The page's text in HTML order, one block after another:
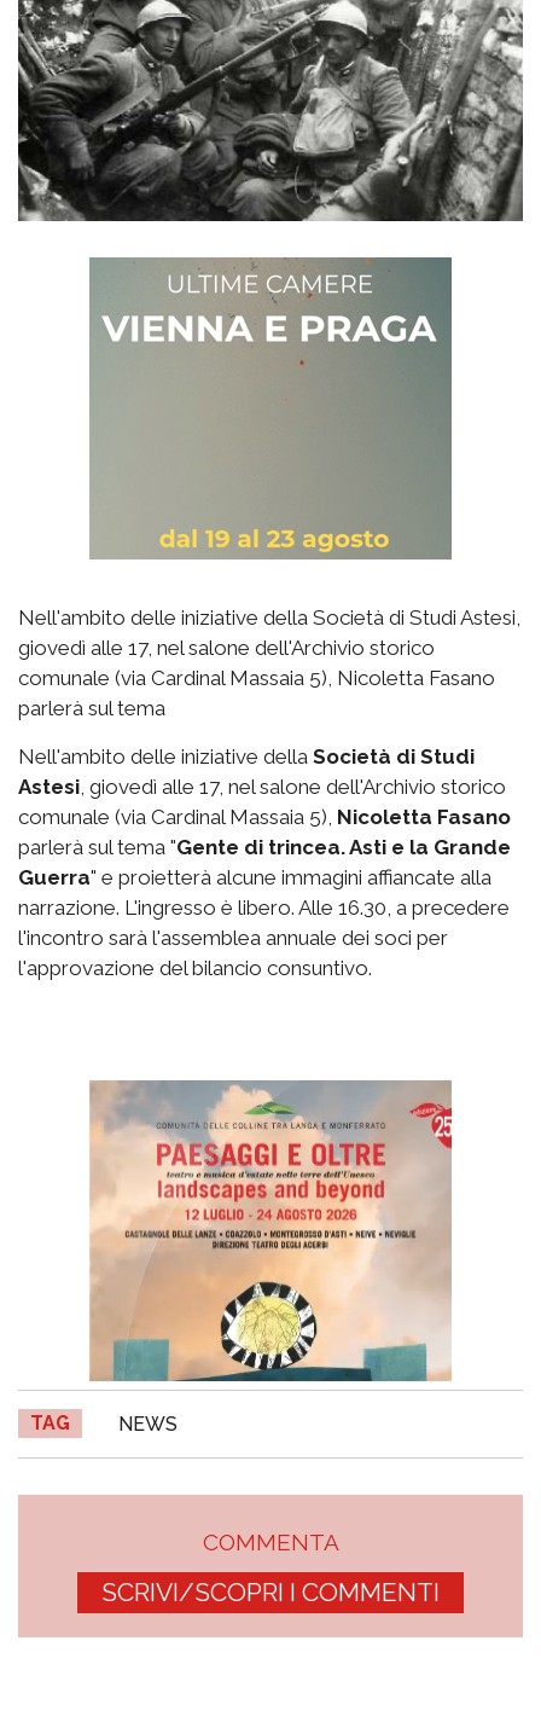
Nell'ambito delle iniziative della Società di Studi Astesi,
giovedì alle 17, nel salone dell'Archivio storico
comunale (via Cardinal Massaia 5), Nicoletta Fasano
parlerà sul tema
Nell'ambito delle iniziative della Società di Studi
Astesi , giovedì alle 17, nel salone dell'Archivio storico
comunale (via Cardinal Massaia 5), Nicoletta Fasano
parlerà sul tema "Gente di trincea. Asti e la Grande
Guerra" e proietterà alcune immagini affiancate alla
narrazione. L'ingresso è libero. Alle 16.30, a precedere
l'incontro sarà l'assemblea annuale dei soci per
l'approvazione del bilancio consuntivo.
TAG NEWS
COMMENTA
SCRIVI/SCOPRI I COMMENTI